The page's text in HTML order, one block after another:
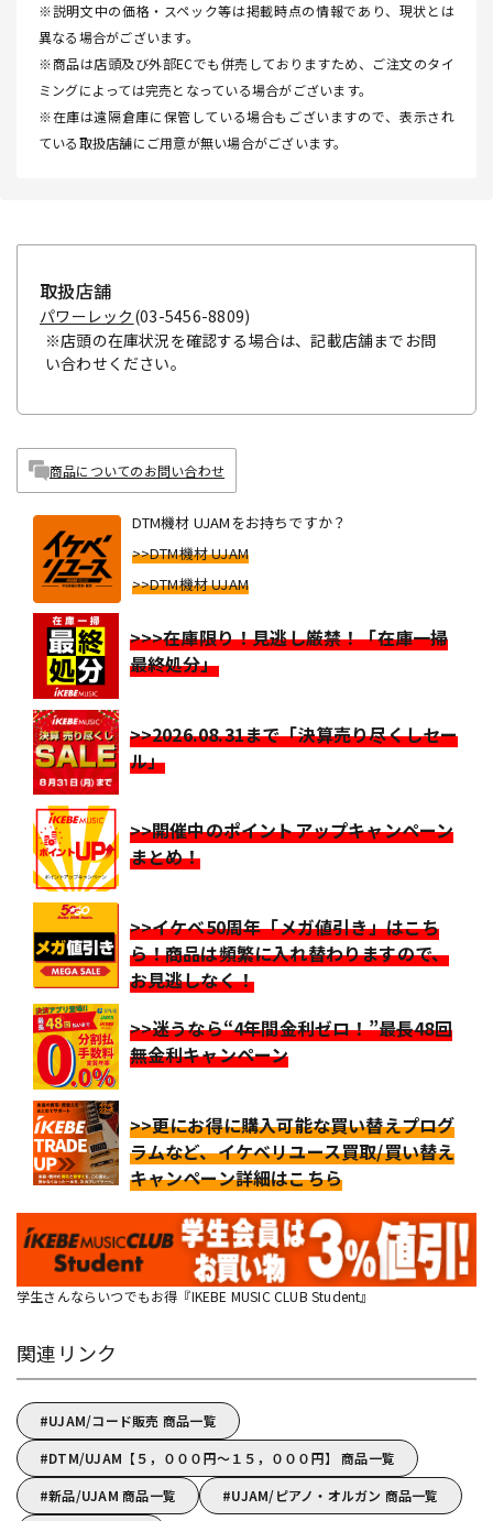
※説明文中の価格・スペック等は掲載時点の情報であり、現状とは
異なる場合がございます。
※商品は店頭及び外部ECでも併売しておりますため、ご注文のタイ
ミングによっては完売となっている場合がございます。
※在庫は遠隔倉庫に保管している場合もございますので、表示され
ている取扱店舗にご用意が無い場合がございます。
取扱店舗
パワーレック (03-5456-8809)
※店頭の在庫状況を確認する場合は、記載店舗までお問
い合わせください。
商品についてのお問い合わせ
DTM機材 UJAMをお持ちですか？
>>DTM機材 UJAM
>>DTM機材 UJAM
>>>在庫限り！見逃し厳禁！「在庫一掃
最終処分」
>>2026.08.31まで「決算売り尽くしセー
ル」
>>開催中のポイントアップキャンペーン
まとめ！
>>イケベ50周年「メガ値引き」はこち
ら！商品は頻繁に入れ替わりますので、
お見逃しなく！
>>迷うなら“4年間金利ゼロ！”最長48回
無金利キャンペーン
>>更にお得に購入可能な買い替えプログ
ラムなど、イケベリユース買取/買い替え
キャンペーン詳細はこちら
学生さんならいつでもお得『IKEBE MUSIC CLUB Student』
関連リンク
UJAM/コード販売 商品一覧
DTM/UJAM【５，０００円～１５，０００円】 商品一覧
新品/UJAM 商品一覧
UJAM/ピアノ・オルガン 商品一覧